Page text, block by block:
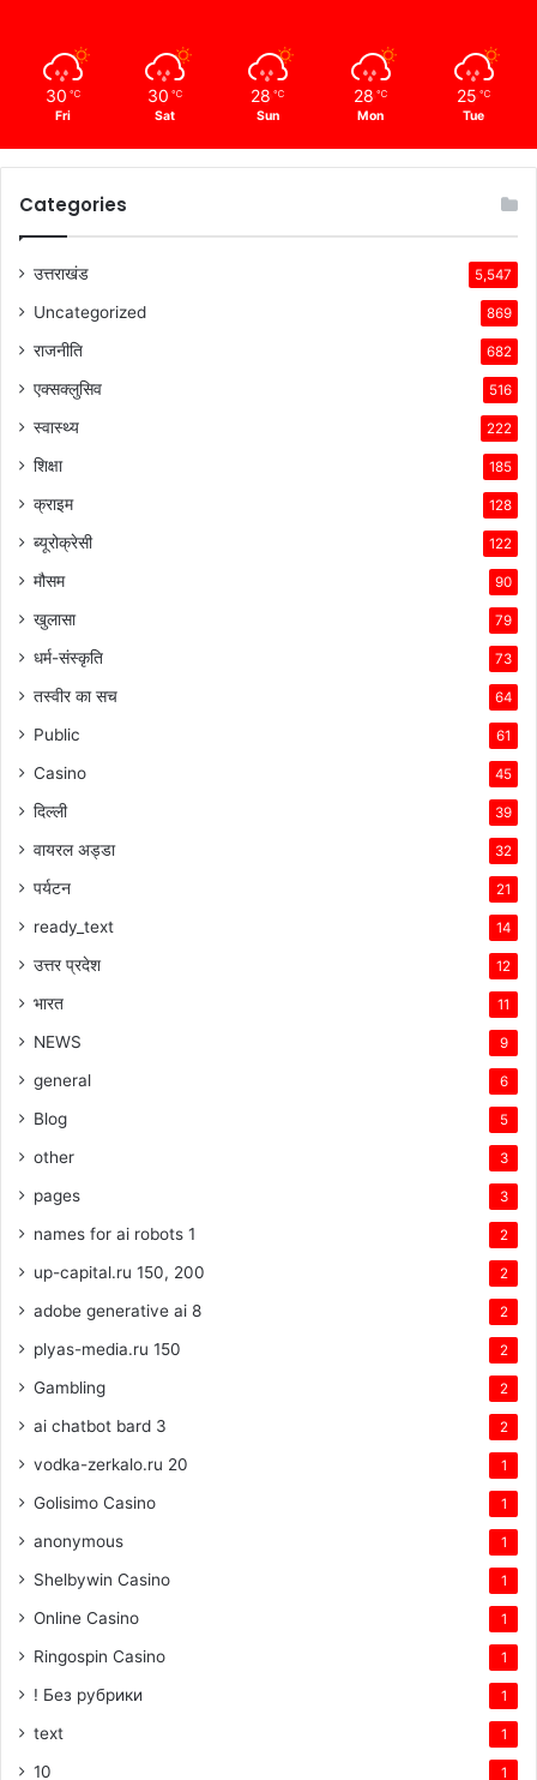
30 ℃
Fri
30 ℃
Sat
28 ℃
Sun
28 ℃
Mon
25 ℃
Tue
Categories
उत्तराखंड 5,547
Uncategorized 869
राजनीति 682
एक्सक्लुसिव 516
स्वास्थ्य 222
शिक्षा 185
क्राइम 128
ब्यूरोक्रेसी 122
मौसम 90
खुलासा 79
धर्म-संस्कृति 73
तस्वीर का सच 64
Public 61
Casino 45
दिल्ली 39
वायरल अड्डा 32
पर्यटन 21
ready_text 14
उत्तर प्रदेश 12
भारत 11
NEWS 9
general 6
Blog 5
other 3
pages 3
names for ai robots 1 2
up-capital.ru 150, 200 2
adobe generative ai 8 2
plyas-media.ru 150 2
Gambling 2
ai chatbot bard 3 2
vodka-zerkalo.ru 20 1
Golisimo Casino 1
anonymous 1
Shelbywin Casino 1
Online Casino 1
Ringospin Casino 1
! Без рубрики 1
text 1
10 1